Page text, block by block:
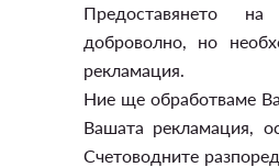
Предоставянето
доброволно, но
рекламация.
Ние ще обработваме
Вашата рекламация,
Счетоводните